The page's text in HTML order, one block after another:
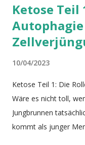
Ketose Teil
10/04/2023
Ketose Teil 1: Die
Wäre es nicht toll,
Jungbrunnen
kommt als junger